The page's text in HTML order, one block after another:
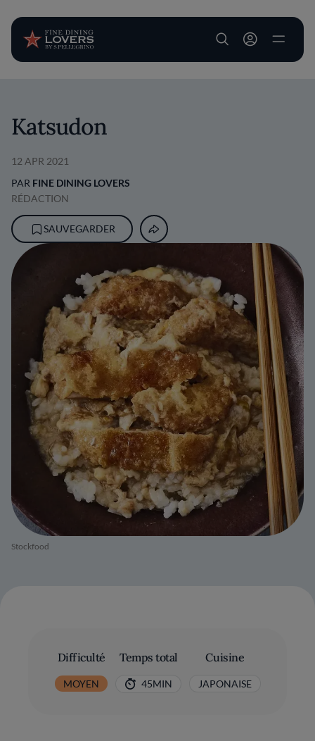
User account
Stockfood
Katsudon
12 APR 2021
PAR FINE DINING LOVERS
RÉDACTION
SAUVEGARDER
Difficulté
MOYEN
Temps total
45MIN
Cuisine
JAPONAISE